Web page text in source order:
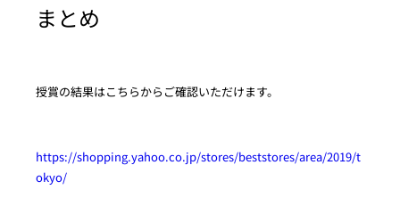
まとめ
授賞の結果はこちらからご確認いただけます。
https://shopping.yahoo.co.jp/stores/beststores/area/2019/t
okyo/